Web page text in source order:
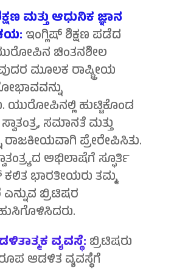
ಮತ್ತು ಆಧುನಿಕ ಜ್ಞಾನ
ಇಂಗ್ಲಿಷ್ ಶಿಕ್ಷಣ ಪಡೆದ
ಚಿಂತನಶೀಲ
ಮೂಲಕ ರಾಷ್ಟ್ರೀಯ
ಯುರೋಪಿನಲ್ಲಿ ಹುಟ್ಟಿಕೊಂಡ
ಸಮಾನತೆ ಮತ್ತು
ರಾಜಕೀಯವಾಗಿ ಪ್ರೇರೇಪಿಸಿತು.
ಅಭಿಲಾಷೆಗೆ ಸ್ಫೂರ್ತಿ
ಕಲಿತ ಭಾರತೀಯರು ತಮ್ಮ
ಎನ್ನುವ ಬ್ರಿಟಿಷರ
ವ್ಯವಸ್ಥೆ: ಬ್ರಿಟಿಷರು
ಆಡಳಿತ ವ್ಯವಸ್ಥೆಗೆ